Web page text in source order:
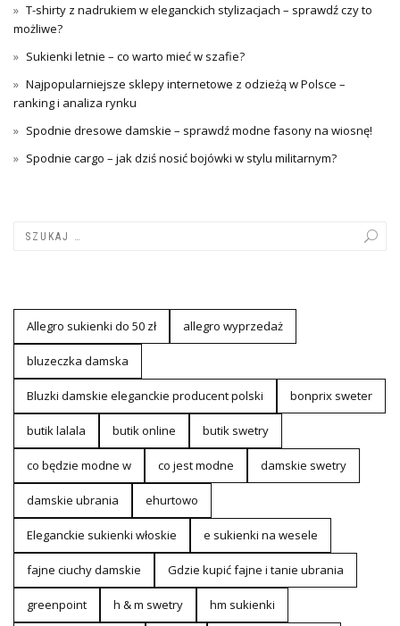
T-shirty z nadrukiem w eleganckich stylizacjach – sprawdź czy to
możliwe?
Sukienki letnie – co warto mieć w szafie?
Najpopularniejsze sklepy internetowe z odzieżą w Polsce –
ranking i analiza rynku
Spodnie dresowe damskie – sprawdź modne fasony na wiosnę!
Spodnie cargo – jak dziś nosić bojówki w stylu militarnym?
Allegro sukienki do 50 zł allegro wyprzedaż
bluzeczka damska
Bluzki damskie eleganckie producent polski bonprix sweter
butik lalala butik online butik swetry
co będzie modne w co jest modne damskie swetry
damskie ubrania ehurtowo
Eleganckie sukienki włoskie e sukienki na wesele
fajne ciuchy damskie Gdzie kupić fajne i tanie ubrania
greenpoint h & m swetry hm sukienki